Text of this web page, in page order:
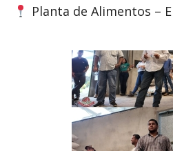
Planta de Alimentos –